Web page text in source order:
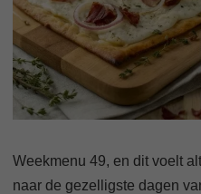
Weekmenu 49, en dit voelt
naar de gezelligste dagen